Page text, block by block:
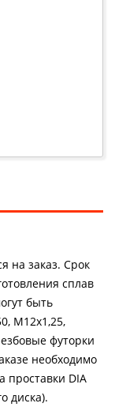
на заказ. Срок
сплав
быть
М12х1,25,
футорки
необходимо
проставки DIA
диска).